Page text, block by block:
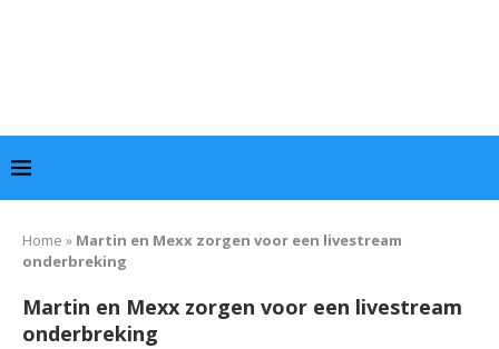
Home » Martin en Mexx zorgen voor een livestream
onderbreking
Martin en Mexx zorgen voor een livestream
onderbreking